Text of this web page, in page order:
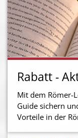
Rabatt -
Mit dem Römer-
Guide sichern
Vorteile in der